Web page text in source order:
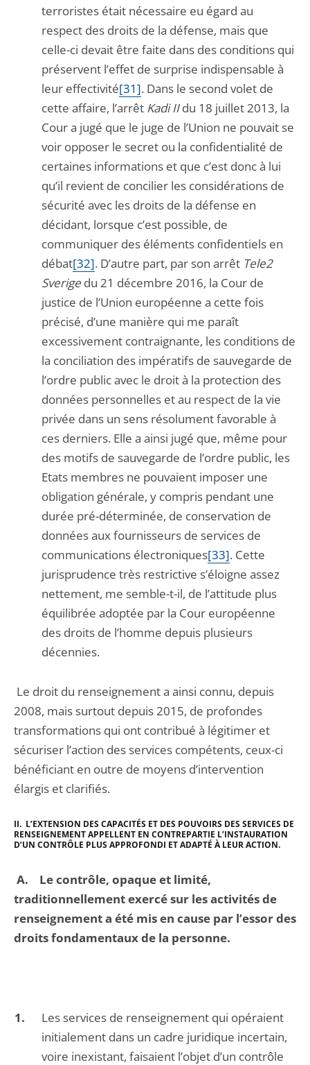
terroristes était nécessaire eu égard au
respect des droits de la défense, mais que
celle-ci devait être faite dans des conditions qui
préservent l’effet de surprise indispensable à
leur effectivité[31]. Dans le second volet de
cette affaire, l’arrêt Kadi IIdu 18 juillet 2013, la
Cour a jugé que le juge de l’Union ne pouvait se
voir opposer le secret ou la confidentialité de
certaines informations et que c’est donc à lui
qu’il revient de concilier les considérations de
sécurité avec les droits de la défense en
décidant, lorsque c’est possible, de
communiquer des éléments confidentiels en
débat[32]. D’autre part, par son arrêt Tele2
Sverige du 21 décembre 2016, la Cour de
justice de l’Union européenne a cette fois
précisé, d’une manière qui me paraît
excessivement contraignante, les conditions de
la conciliation des impératifs de sauvegarde de
l’ordre public avec le droit à la protection des
données personnelles et au respect de la vie
privée dans un sens résolument favorable à
ces derniers. Elle a ainsi jugé que, même pour
des motifs de sauvegarde de l’ordre public, les
Etats membres ne pouvaient imposer une
obligation générale, y compris pendant une
durée pré-déterminée, de conservation de
données aux fournisseurs de services de
communications électroniques[33]. Cette
jurisprudence très restrictive s’éloigne assez
nettement, me semble-t-il, de l’attitude plus
équilibrée adoptée par la Cour européenne
des droits de l’homme depuis plusieurs
décennies.
Le droit du renseignement a ainsi connu, depuis
2008, mais surtout depuis 2015, de profondes
transformations qui ont contribué à légitimer et
sécuriser l’action des services compétents, ceux-ci
bénéficiant en outre de moyens d’intervention
élargis et clarifiés.
II. L’EXTENSION DES CAPACITÉS ET DES POUVOIRS DES SERVICES DE
RENSEIGNEMENT APPELLENT EN CONTREPARTIE L’INSTAURATION
D’UN CONTRÔLE PLUS APPROFONDI ET ADAPTÉ À LEUR ACTION.
A. Le contrôle, opaque et limité,
traditionnellement exercé sur les activités de
renseignement a été mis en cause par l’essor des
droits fondamentaux de la personne.
Les services de renseignement qui opéraient
initialement dans un cadre juridique incertain,
voire inexistant, faisaient l’objet d’un contrôle